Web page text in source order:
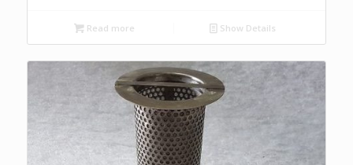
Read more Show Details